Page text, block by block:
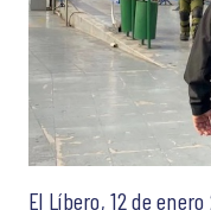
El Líbero, 12 de